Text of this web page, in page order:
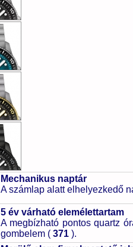
Mechanikus naptár
A számlap alatt elhelyezkedő
5 év várható elemélettartam
A megbízható pontos quartz
gombelem ( 371 ).